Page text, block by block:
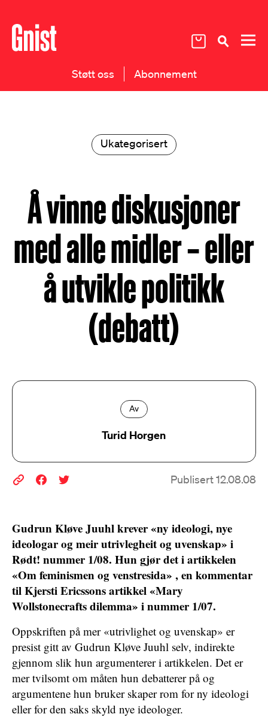
Støtt oss Abonnement
Ukategorisert
Å vinne diskusjoner
med alle midler – eller
å utvikle politikk
(debatt)
Av
Turid Horgen
Publisert 12.08.08
Gudrun Kløve Juuhl krever «ny ideologi, nye
ideologar og meir utrivlegheit og uvenskap» i
Rødt! nummer 1/08. Hun gjør det i artikkelen
«Om feminismen og venstresida» , en kommentar
til Kjersti Ericssons artikkel «Mary
Wollstonecrafts dilemma» i nummer 1/07.
Oppskriften på mer «utrivlighet og uvenskap» er
presist gitt av Gudrun Kløve Juuhl selv, indirekte
gjennom slik hun argumenterer i artikkelen. Det er
mer tvilsomt om måten hun debatterer på og
argumentene hun bruker skaper rom for ny ideologi
eller for den saks skyld nye ideologer.